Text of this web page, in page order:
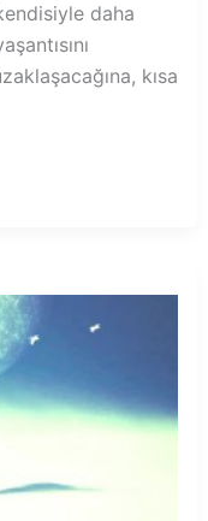
daha
kısa